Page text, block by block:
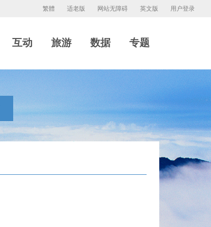
用户登录
英文版
网站无障碍
适老版
繁體
互动 旅游 数据 专题